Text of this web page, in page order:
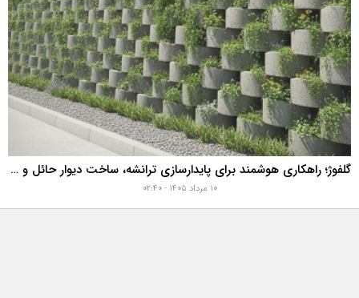
گلفوژ؛ راهکاری هوشمند برای پایدارسازی ترانشه، ساخت دیوار حائل و زیباسازی شهری